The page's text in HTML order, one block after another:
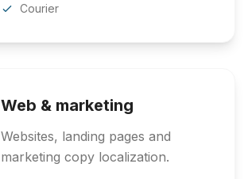
Courier
Web & marketing
Websites, landing pages and
marketing copy localization.